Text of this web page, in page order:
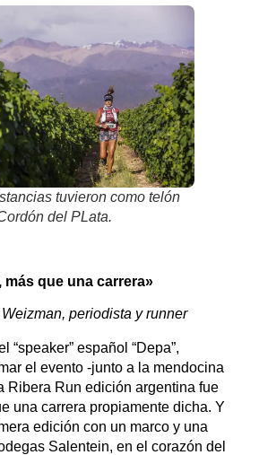
tuvieron como telón
del PLata.
más que una carrera»
periodista y runner
“speaker” español “Depa”,
el evento -junto a la mendocina
Ribera Run edición argentina fue
una carrera propiamente dicha. Y
edición con un marco y una
Salentein, en el corazón del